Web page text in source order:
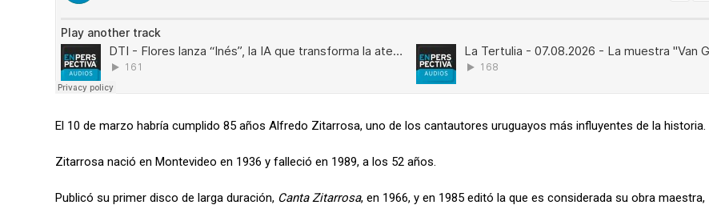
El 10 de marzo habría cumplido 85 años Alfredo Zitarrosa, uno de los cantautores uruguayos más influyentes de la historia.
Zitarrosa nació en Montevideo en 1936 y falleció en 1989, a los 52 años.
Publicó su primer disco de larga duración, Canta Zitarrosa, en 1966, y en 1985 editó la que es considerada su obra maestra,